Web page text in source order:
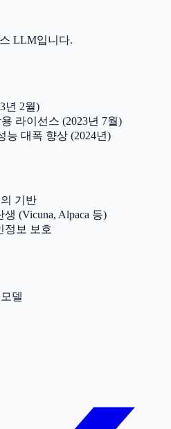
LLM입니다.
년 2월)
라이선스 (2023년 7월)
능 대폭 향상 (2024년)
기반
(Vicuna, Alpaca 등)
정보 보호
델